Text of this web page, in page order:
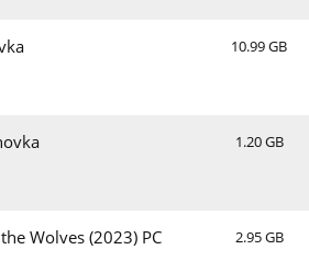
10.99 GB
1.20 GB
Wolves (2023) PC
2.95 GB